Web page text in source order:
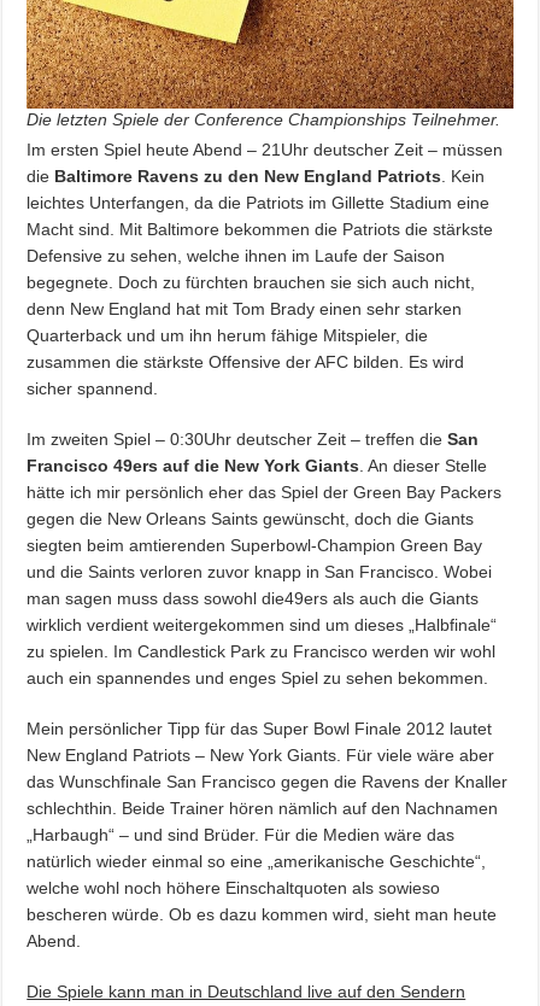
Die letzten Spiele der Conference Championships Teilnehmer.
Im ersten Spiel heute Abend – 21Uhr deutscher Zeit – müssen
die Baltimore Ravens zu den New England Patriots . Kein
leichtes Unterfangen, da die Patriots im Gillette Stadium eine
Macht sind. Mit Baltimore bekommen die Patriots die stärkste
Defensive zu sehen, welche ihnen im Laufe der Saison
begegnete. Doch zu fürchten brauchen sie sich auch nicht,
denn New England hat mit Tom Brady einen sehr starken
Quarterback und um ihn herum fähige Mitspieler, die
zusammen die stärkste Offensive der AFC bilden. Es wird
sicher spannend.
Im zweiten Spiel – 0:30Uhr deutscher Zeit – treffen dieSan
Francisco 49ers auf die New York Giants . An dieser Stelle
hätte ich mir persönlich eher das Spiel der Green Bay Packers
gegen die New Orleans Saints gewünscht, doch die Giants
siegten beim amtierenden Superbowl-Champion Green Bay
und die Saints verloren zuvor knapp in San Francisco. Wobei
man sagen muss dass sowohl die49ers als auch die Giants
wirklich verdient weitergekommen sind um dieses „Halbfinale“
zu spielen. Im Candlestick Park zu Francisco werden wir wohl
auch ein spannendes und enges Spiel zu sehen bekommen.
Mein persönlicher Tipp für das Super Bowl Finale 2012 lautet
New England Patriots – New York Giants. Für viele wäre aber
das Wunschfinale San Francisco gegen die Ravens der Knaller
schlechthin. Beide Trainer hören nämlich auf den Nachnamen
„Harbaugh“ – und sind Brüder. Für die Medien wäre das
natürlich wieder einmal so eine „amerikanische Geschichte“,
welche wohl noch höhere Einschaltquoten als sowieso
bescheren würde. Ob es dazu kommen wird, sieht man heute
Abend.
Die Spiele kann man in Deutschland live auf den Sendern